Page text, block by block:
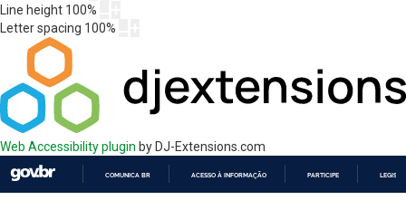
Line height 100%
Letter spacing 100%
Web Accessibility plugin by DJ-Extensions.com
COMUNICA BR ACESSO À INFORMAÇÃO PARTICIPE